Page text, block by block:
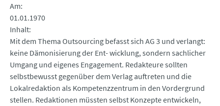
Am
01.01.1970
Inhalt
Mit dem Thema Outsourcing befasst sich AG 3 und verlangt:
keine Dämonisierung der Ent- wicklung, sondern sachlicher
Umgang und eigenes Engagement. Redakteure sollten
selbstbewusst gegenüber dem Verlag auftreten und die
Lokalredaktion als Kompetenzzentrum in den Vordergrund
stellen. Redaktionen müssten selbst Konzepte entwickeln,